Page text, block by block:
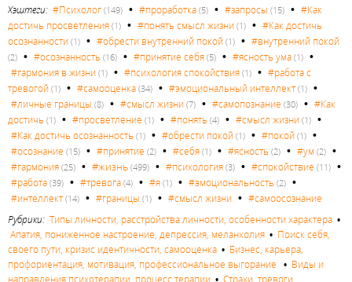
Хэштеги: #Психолог (149) • #проработка (5) • #запросы (15) • #Как
достичь просветления (1) • #понять смысл жизни (1) • #Как достичь
осознанности (1) • #обрести внутренний покой (1) • #внутренний покой
(2) • #осознанность (16) • #принятие себя (5) • #ясность ума (1) •
#гармония в жизни (1) • #психология спокойствия (1) • #работа с
тревогой (1) • #самооценка (34) • #эмоциональный интеллект(1) •
#личные границы (8) • #смысл жизни (7) • #самопознание (30) • #Как
достичь (1) • #просветление (1) • #понять (4) • #смысл жизни (1) •
#Как достичь осознанность (1) • #обрести покой (1) • #покой (1) •
#осознание (15) • #принятие (2) • #себя (1) • #ясность (2) • #ум (2) •
#гармония (25) • #жизнь (499) • #психология (3) • #спокойствие (11) •
#работа (39) • #тревога (4) • #я (1) • #эмоциональность (2) •
#интеллект(14) • #границы (1) • #смысл жизни • #самоосознание
Рубрики: Типы личности, расстройства личности, особенности характера •
Апатия, пониженное настроение, депрессия, меланхолия • Поиск себя,
своего пути, кризис идентичности, самооценка • Бизнес, карьера,
профориентация, мотивация, профессиональное выгорание • Виды и
направления психотерапии, процесс терапии • Страхи, тревоги,